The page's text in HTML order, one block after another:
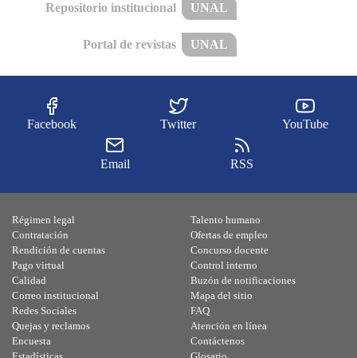
Repositorio institucional UNAL
Portal de revistas UNAL
Facebook Twitter YouTube
Email RSS
Régimen legal
Contratación
Rendición de cuentas
Pago virtual
Calidad
Talento humano
Ofertas de empleo
Concurso docente
Control interno
Buzón de notificaciones
Correo institucional
Redes Sociales
Quejas y reclamos
Encuesta
Mapa del sitio
FAQ
Atención en línea
Contáctenos